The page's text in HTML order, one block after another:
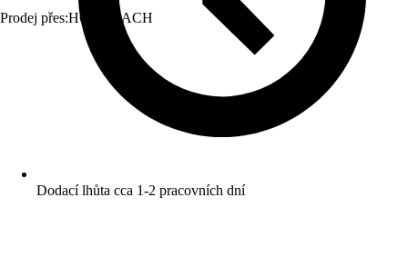
Prodej přes:HORNBACH
Dodací lhůta cca 1-2 pracovních dní